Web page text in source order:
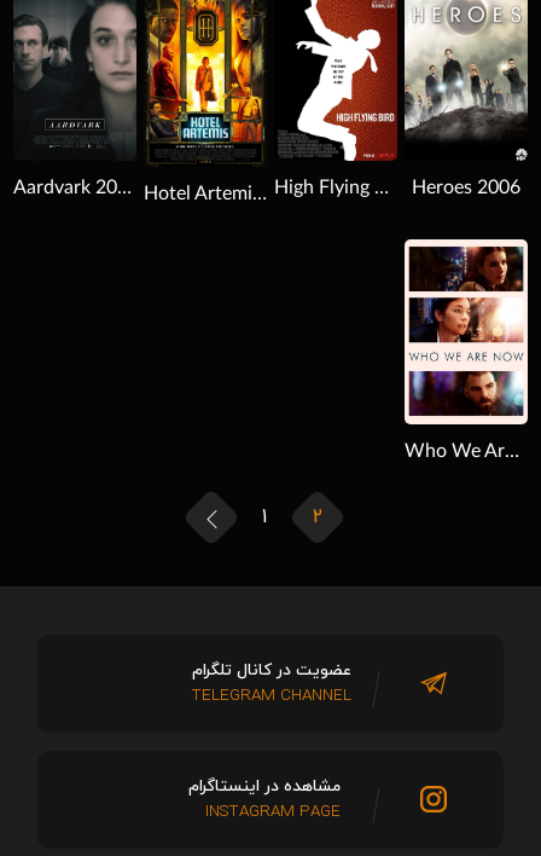
Download
Heroes 2006
Download
High Flying Bird 2019
Download
Hotel Artemis 2018
Aardvark 2017
Who We Are Now 2017
1 2
عضویت در کانال تلگرام
TELEGRAM CHANNEL
مشاهده در اینستاگرام
INSTAGRAM PAGE